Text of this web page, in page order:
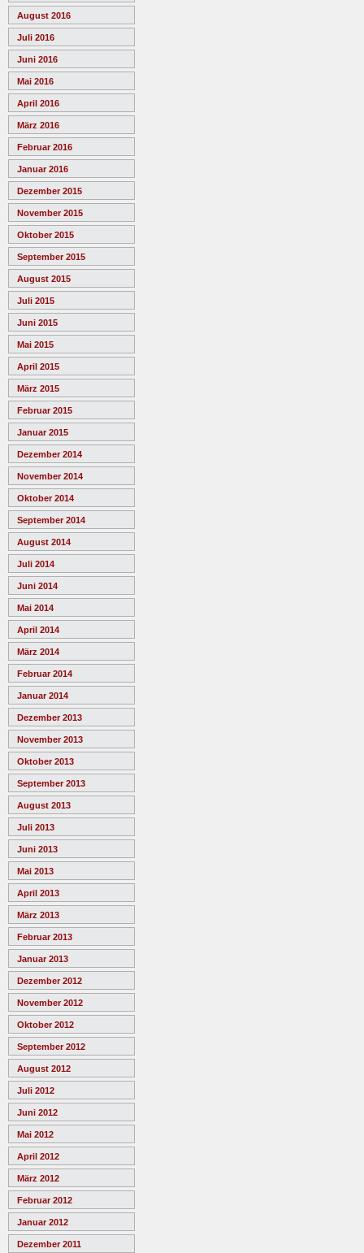
August 2016
Juli 2016
Juni 2016
Mai 2016
April 2016
März 2016
Februar 2016
Januar 2016
Dezember 2015
November 2015
Oktober 2015
September 2015
August 2015
Juli 2015
Juni 2015
Mai 2015
April 2015
März 2015
Februar 2015
Januar 2015
Dezember 2014
November 2014
Oktober 2014
September 2014
August 2014
Juli 2014
Juni 2014
Mai 2014
April 2014
März 2014
Februar 2014
Januar 2014
Dezember 2013
November 2013
Oktober 2013
September 2013
August 2013
Juli 2013
Juni 2013
Mai 2013
April 2013
März 2013
Februar 2013
Januar 2013
Dezember 2012
November 2012
Oktober 2012
September 2012
August 2012
Juli 2012
Juni 2012
Mai 2012
April 2012
März 2012
Februar 2012
Januar 2012
Dezember 2011